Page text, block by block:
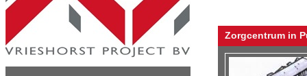
Zorgcentrum in